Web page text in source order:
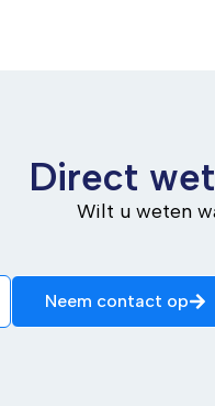
Direct
Wilt u weten
Neem contact op